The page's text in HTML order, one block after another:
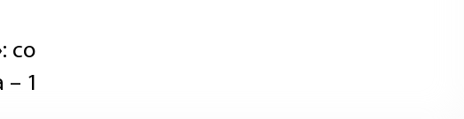
со
– 1